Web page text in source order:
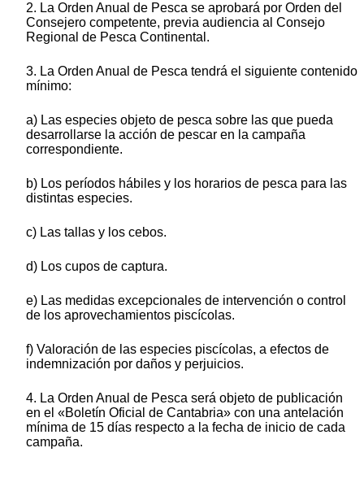
2. La Orden Anual de Pesca se aprobará por Orden del
Consejero competente, previa audiencia al Consejo
Regional de Pesca Continental.
3. La Orden Anual de Pesca tendrá el siguiente contenido
mínimo:
a) Las especies objeto de pesca sobre las que pueda
desarrollarse la acción de pescar en la campaña
correspondiente.
b) Los períodos hábiles y los horarios de pesca para las
distintas especies.
c) Las tallas y los cebos.
d) Los cupos de captura.
e) Las medidas excepcionales de intervención o control
de los aprovechamientos piscícolas.
f) Valoración de las especies piscícolas, a efectos de
indemnización por daños y perjuicios.
4. La Orden Anual de Pesca será objeto de publicación
en el «Boletín Oficial de Cantabria» con una antelación
mínima de 15 días respecto a la fecha de inicio de cada
campaña.